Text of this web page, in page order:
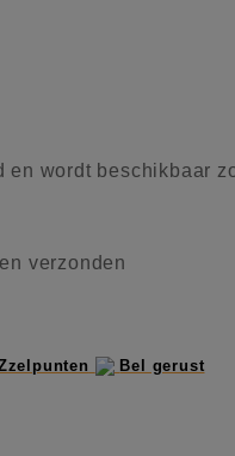
en wordt beschikbaar
verzonden
Bel gerust